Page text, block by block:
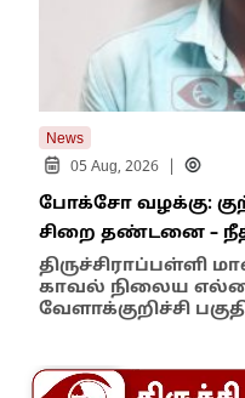
News
05 Aug, 2026
போக்சோ வழக்கு:
சிறை தண்டனை –
திருச்சிராப்பள்ளி
காவல் நிலைய
வேளாக்குறிச்சி